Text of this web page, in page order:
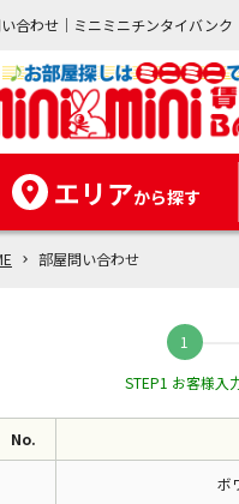
合わせ｜ミニミニチンタイバンク
エリアから探す
部屋問い合わせ
STEP1 お客様入
No.
ボ